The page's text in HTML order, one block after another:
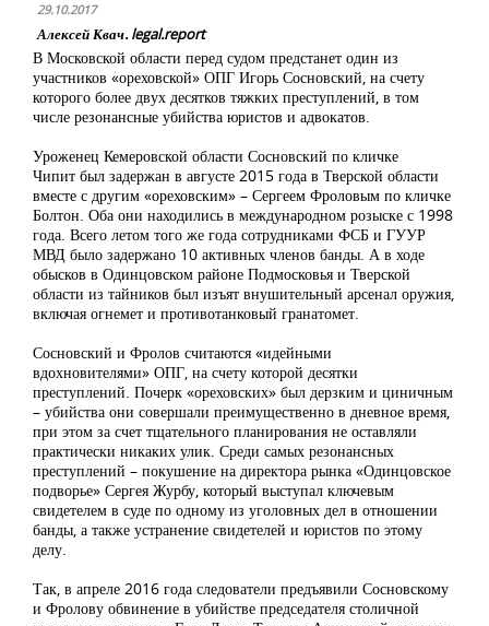
29.10.2017
Алексей Квач. legal.report
В Московской области перед судом предстанет один из
участников «ореховской» ОПГ Игорь Сосновский, на счету
которого более двух десятков тяжких преступлений, в том
числе резонансные убийства юристов и адвокатов.
Уроженец Кемеровской области Сосновский по кличке
Чипит был задержан в августе 2015 года в Тверской области
вместе с другим «ореховским» – Сергеем Фроловым по кличке
Болтон. Оба они находились в международном розыске с 1998
года. Всего летом того же года сотрудниками ФСБ и ГУУР
МВД было задержано 10 активных членов банды. А в ходе
обысков в Одинцовском районе Подмосковья и Тверской
области из тайников был изъят внушительный арсенал оружия,
включая огнемет и противотанковый гранатомет.
Сосновский и Фролов считаются «идейными
вдохновителями» ОПГ, на счету которой десятки
преступлений. Почерк «ореховских» был дерзким и циничным
– убийства они совершали преимущественно в дневное время,
при этом за счет тщательного планирования не оставляли
практически никаких улик. Среди самых резонансных
преступлений – покушение на директора рынка «Одинцовское
подворье» Сергея Журбу, который выступал ключевым
свидетелем в суде по одному из уголовных дел в отношении
банды, а также устранение свидетелей и юристов по этому
делу.
Так, в апреле 2016 года следователи предъявили Сосновскому
и Фролову обвинение в убийстве председателя столичной